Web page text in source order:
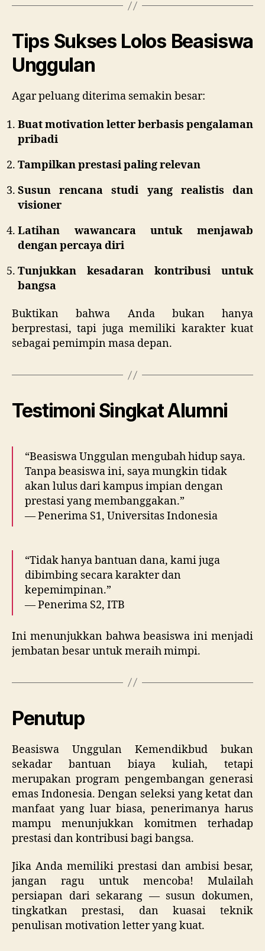
Tips Sukses Lolos Beasiswa
Unggulan
Agar peluang diterima semakin besar:
Buat motivation letter berbasis pengalaman
pribadi
Tampilkan prestasi paling relevan
Susun rencana studi yang realistis dan
visioner
Latihan wawancara untuk menjawab
dengan percaya diri
Tunjukkan kesadaran kontribusi untuk
bangsa
Buktikan bahwa Anda bukan hanya
berprestasi, tapi juga memiliki karakter kuat
sebagai pemimpin masa depan.
Testimoni Singkat Alumni
“Beasiswa Unggulan mengubah hidup saya.
Tanpa beasiswa ini, saya mungkin tidak
akan lulus dari kampus impian dengan
prestasi yang membanggakan.”
— Penerima S1, Universitas Indonesia
“Tidak hanya bantuan dana, kami juga
dibimbing secara karakter dan
kepemimpinan.”
— Penerima S2, ITB
Ini menunjukkan bahwa beasiswa ini menjadi
jembatan besar untuk meraih mimpi.
Penutup
Beasiswa Unggulan Kemendikbud bukan
sekadar bantuan biaya kuliah, tetapi
merupakan program pengembangan generasi
emas Indonesia. Dengan seleksi yang ketat dan
manfaat yang luar biasa, penerimanya harus
mampu menunjukkan komitmen terhadap
prestasi dan kontribusi bagi bangsa.
Jika Anda memiliki prestasi dan ambisi besar,
jangan ragu untuk mencoba! Mulailah
persiapan dari sekarang — susun dokumen,
tingkatkan prestasi, dan kuasai teknik
penulisan motivation letter yang kuat.